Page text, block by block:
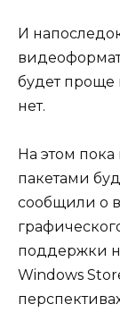
И
будет проще
нет.
На этом
пакетами
сообщили о
поддержки
Windows